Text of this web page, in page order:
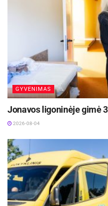
„7bet-Lietkabelis“:
kam., 22 n.b.),
Bičkauskis (6 rez.
po 15, Oleksandras
Šaltinis:
GYVENIMAS
Jonavos ligoninėje gimė
2026-08-04